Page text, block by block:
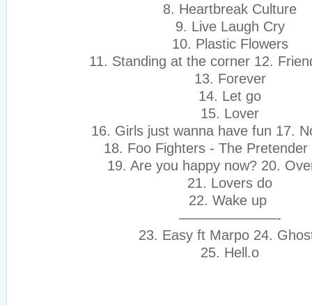
8. Heartbreak Culture
9. Live Laugh Cry
10. Plastic Flowers
11. Standing at the corner 12.
13. Forever
14. Let go
15. Lover
16. Girls just wanna have fun 17.
18. Foo Fighters - The Pretender
19. Are you happy now? 20.
21. Lovers do
22. Wake up
———————-
23. Easy ft Marpo 24.
25. Hell.o